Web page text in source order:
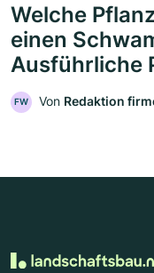
Welche
einen
Ausführliche
FW Von Redaktion